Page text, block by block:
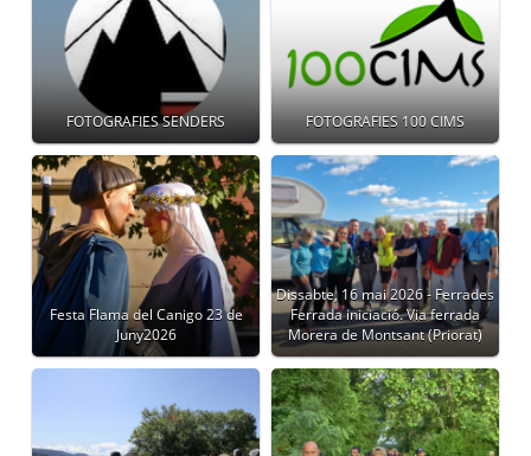
FOTOGRAFIES SENDERS FOTOGRAFIES 100 CIMS
Festa Flama del Canigo 23 de
Juny2026
Dissabte, 16 mai 2026 - Ferrades
Ferrada iniciació. Via ferrada
Morera de Montsant (Priorat)